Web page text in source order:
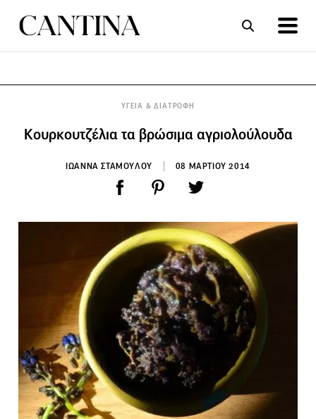
ΥΓΕΙΑ & ΔΙΑΤΡΟΦΗ
Κουρκουτζέλια τα βρώσιμα αγριολούλουδα
ΙΩΑΝΝΑ ΣΤΑΜΟΥΛΟΥ 08 ΜΑΡΤΙΟΥ 2014